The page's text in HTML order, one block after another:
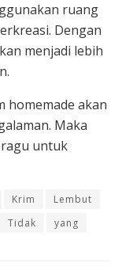
ruang
Dengan
menjadi lebih
homemade akan
Maka
untuk
Krim
Lembut
Tidak yang